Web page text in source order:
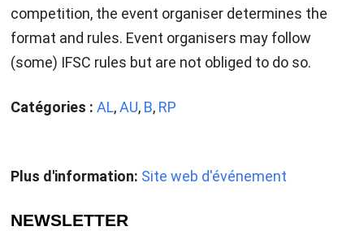
competition, the event organiser determines the
format and rules. Event organisers may follow
(some) IFSC rules but are not obliged to do so.
Catégories : AL,AU, B, RP
Plus d'information: Site web d'événement
NEWSLETTER